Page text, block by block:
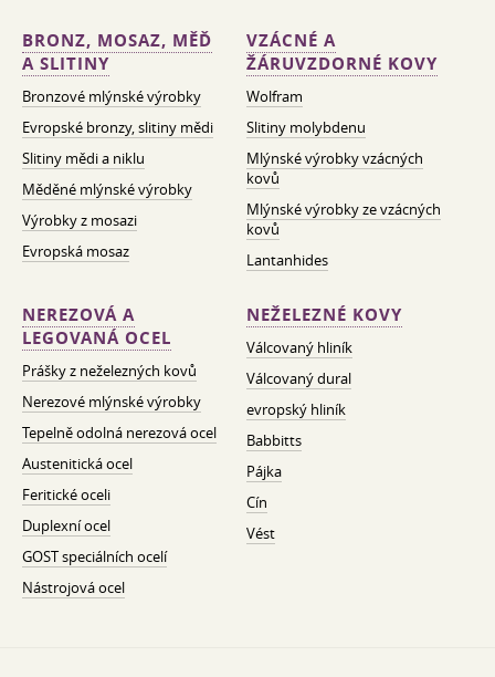
BRONZ, MOSAZ, MĚĎ
A SLITINY
Bronzové mlýnské výrobky
Evropské bronzy, slitiny mědi
Slitiny mědi a niklu
Měděné mlýnské výrobky
Výrobky z mosazi
Evropská mosaz
VZÁCNÉ A
ŽÁRUVZDORNÉ KOVY
Wolfram
Slitiny molybdenu
Mlýnské výrobky vzácných
kovů
Mlýnské výrobky ze vzácných
kovů
Lantanhides
NEREZOVÁ A
LEGOVANÁ OCEL
Prášky z neželezných kovů
Nerezové mlýnské výrobky
Tepelně odolná nerezová ocel
Austenitická ocel
Feritické oceli
Duplexní ocel
GOST speciálních ocelí
Nástrojová ocel
NEŽELEZNÉ KOVY
Válcovaný hliník
Válcovaný dural
evropský hliník
Babbitts
Pájka
Cín
Vést